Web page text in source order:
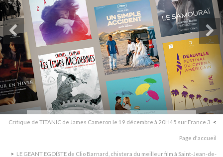
Critique de TITANIC de James Cameron le 19 décembre à 20H45 sur France 3
Page d'accueil
LE GEANT EGOÏSTE de Clio Barnard, chistera du meilleur film à Saint-Jean-de-